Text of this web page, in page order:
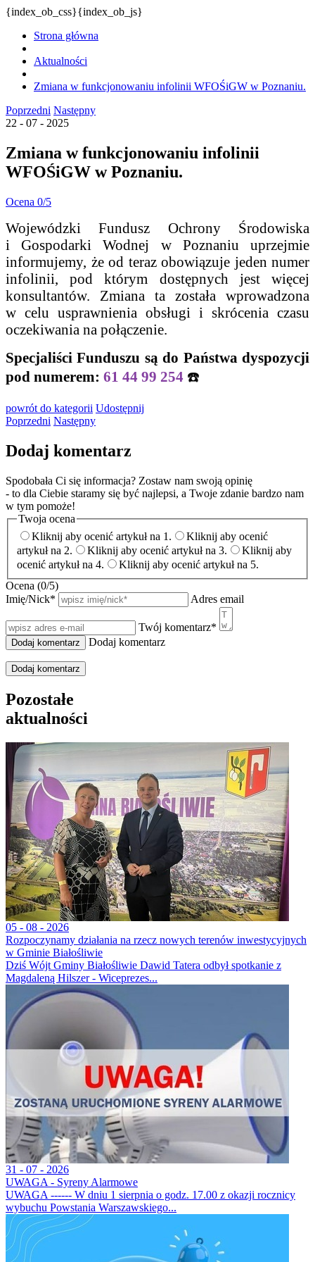
{index_ob_css}{index_ob_js}
Strona główna
Aktualności
Zmiana w funkcjonowaniu infolinii WFOŚiGW w Poznaniu.
Poprzedni Następny
22 - 07 - 2025
Zmiana w funkcjonowaniu infolinii
WFOŚiGW w Poznaniu.
Ocena 0/5
Wojewódzki Fundusz Ochrony Środowiska
i Gospodarki Wodnej w Poznaniu uprzejmie
informujemy, że od teraz obowiązuje jeden numer
infolinii, pod którym dostępnych jest więcej
konsultantów. Zmiana ta została wprowadzona
w celu usprawnienia obsługi i skrócenia czasu
oczekiwania na połączenie.
Specjaliści Funduszu są do Państwa dyspozycji
pod numerem: 61 44 99 254 ☎️
powrót do kategorii Udostępnij
Poprzedni Następny
Dodaj komentarz
Spodobała Ci się informacja? Zostaw nam swoją opinię
- to dla Ciebie staramy się być najlepsi, a Twoje zdanie bardzo nam
w tym pomoże!
Twoja ocena
Kliknij aby ocenić artykuł na 1.
Kliknij aby ocenić
artykuł na 2.
Kliknij aby ocenić artykuł na 3.
Kliknij aby
ocenić artykuł na 4.
Kliknij aby ocenić artykuł na 5.
Ocena (0/5)
Imię/Nick* Adres email
Twój komentarz*
Dodaj komentarz
Dodaj komentarz
Pozostałe
aktualności
05 - 08 - 2026
Rozpoczynamy działania na rzecz nowych terenów inwestycyjnych
w Gminie Białośliwie
Dziś Wójt Gminy Białośliwie Dawid Tatera odbył spotkanie z
Magdaleną Hilszer - Wiceprezes...
31 - 07 - 2026
UWAGA - Syreny Alarmowe
UWAGA ------ W dniu 1 sierpnia o godz. 17.00 z okazji rocznicy
wybuchu Powstania Warszawskiego...